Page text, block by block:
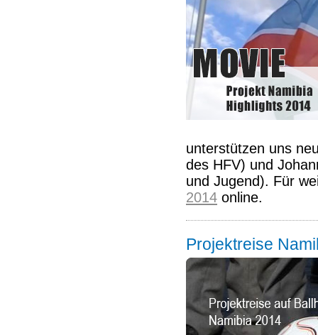
unterstützen uns
des HFV) und
und Jugend). Für
2014 online.
Projektreise